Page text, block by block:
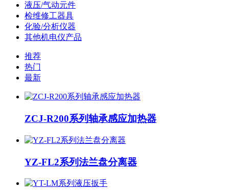
液压/气动元件
检维修工器具
化验/分析仪器
其他机电仪产品
推荐
热门
最新
ZCJ-R200系列轴承感应加热器
YZ-FL2系列法兰盘分离器